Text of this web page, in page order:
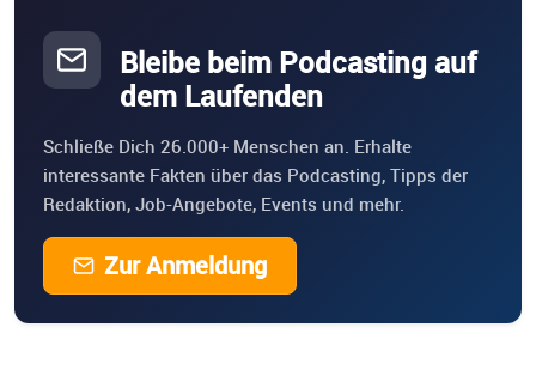
Bleibe beim Podcasting auf
dem Laufenden
Schließe Dich 26.000+ Menschen an. Erhalte
interessante Fakten über das Podcasting, Tipps der
Redaktion, Job-Angebote, Events und mehr.
Zur Anmeldung